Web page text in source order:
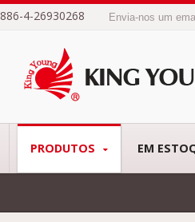
886-4-26930268 Envia-nos um
PRODUTOS EM